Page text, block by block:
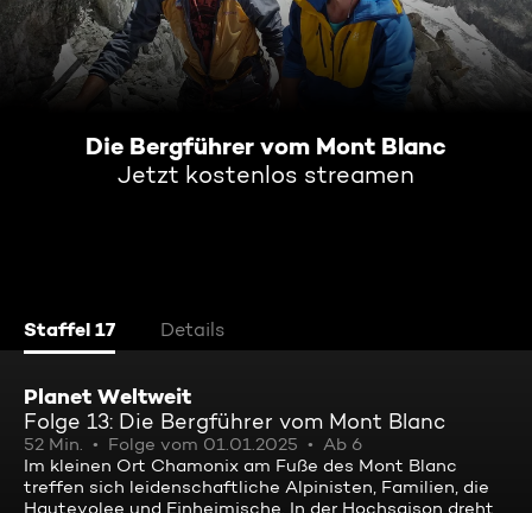
Die Bergführer vom Mont Blanc
Jetzt kostenlos streamen
Staffel 17 Details
Planet Weltweit
Folge 13: Die Bergführer vom Mont Blanc
52 Min. Folge vom 01.01.2025
Ab 6
Im kleinen Ort Chamonix am Fuße des Mont Blanc
treffen sich leidenschaftliche Alpinisten, Familien, die
Hautevolee und Einheimische. In der Hochsaison dreht